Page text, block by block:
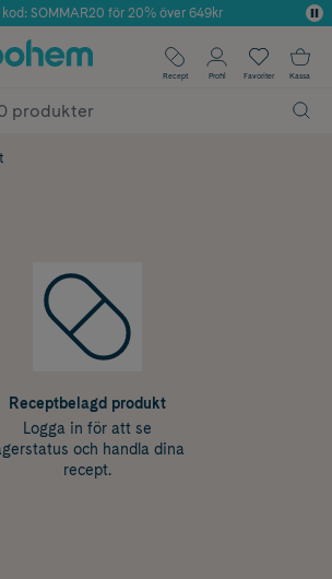
SOMMAR20 för 20% över 649kr
✓ Fri frakt
✓ Poäng på alla köp*
Recept Profil Favoriter Kassa
Receptbelagd produkt
Logga in för att se
och handla dina
recept.